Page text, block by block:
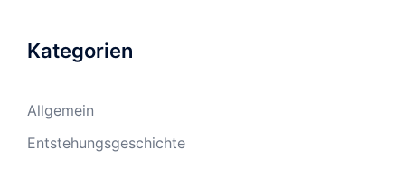
Kategorien
Allgemein
Entstehungsgeschichte